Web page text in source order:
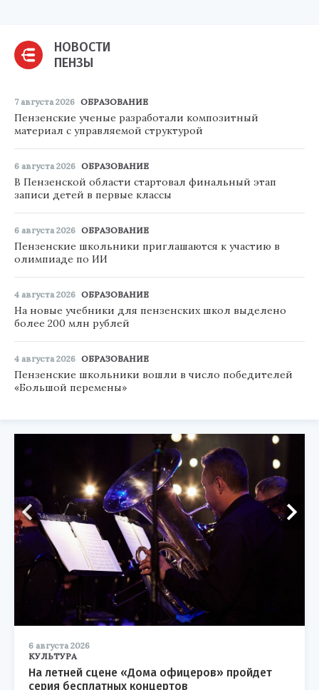
НОВОСТИ
ПЕНЗЫ
7 августа 2026 ОБРАЗОВАНИЕ
Пензенские ученые разработали композитный
материал с управляемой структурой
6 августа 2026 ОБРАЗОВАНИЕ
В Пензенской области стартовал финальный этап
записи детей в первые классы
6 августа 2026 ОБРАЗОВАНИЕ
Пензенские школьники приглашаются к участию в
олимпиаде по ИИ
4 августа 2026 ОБРАЗОВАНИЕ
На новые учебники для пензенских школ выделено
более 200 млн рублей
4 августа 2026 ОБРАЗОВАНИЕ
Пензенские школьники вошли в число победителей
«Большой перемены»
6 августа 2026
КУЛЬТУРА
На летней сцене «Дома офицеров» пройдет
серия бесплатных концертов